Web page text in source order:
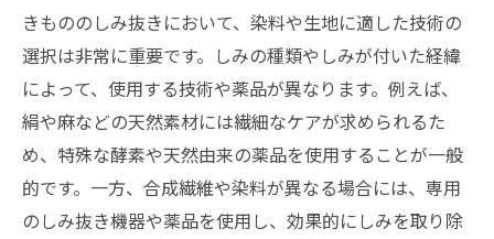
きもののしみ抜きにおいて、染料や生地に適した技術の
選択は非常に重要です。しみの種類やしみが付いた経緯
によって、使用する技術や薬品が異なります。例えば、
絹や麻などの天然素材には繊細なケアが求められるた
め、特殊な酵素や天然由来の薬品を使用することが一般
的です。一方、合成繊維や染料が異なる場合には、専用
のしみ抜き機器や薬品を使用し、効果的にしみを取り除